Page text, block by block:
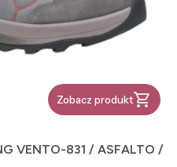
Zobacz produkt
VENTO-831 / ASFALTO /